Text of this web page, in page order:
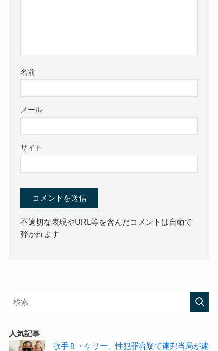
名前
メール
サイト
不適切な表現やURL等を含んだコメントは自動で
弾かれます
人気記事
歌手Ｒ・ケリー、性犯罪容疑で連邦当局が逮